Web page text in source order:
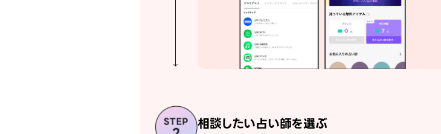
相談したい占い師を選ぶ